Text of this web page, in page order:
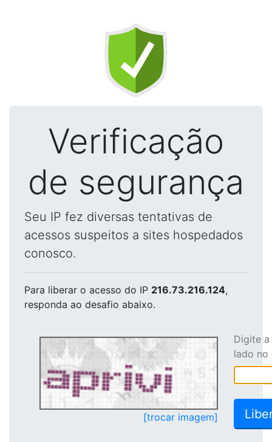
Verificação
de segurança
Seu IP fez diversas tentativas de
acessos suspeitos a sites hospedados
conosco.
Para liberar o acesso do IP 216.73.216.124,
responda ao desafio abaixo.
[trocar imagem]
Digite
lado no